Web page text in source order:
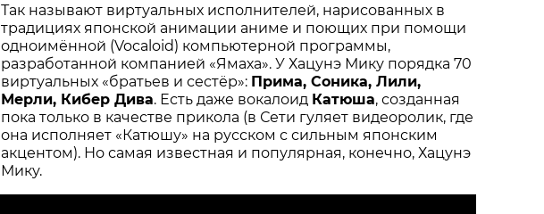
Так называют виртуальных исполнителей, нарисованных в
традициях японской анимации аниме и поющих при помощи
одноимённой (Vocaloid) компьютерной программы,
разработанной компанией «Ямаха». У Хацунэ Мику порядка 70
виртуальных «братьев и сестёр»: Прима, Соника, Лили,
Мерли, Кибер Дива. Есть даже вокалоид Катюша, созданная
пока только в качестве прикола (в Сети гуляет видеоролик, где
она исполняет «Катюшу» на русском с сильным японским
акцентом). Но самая известная и популярная, конечно, Хацунэ
Мику.